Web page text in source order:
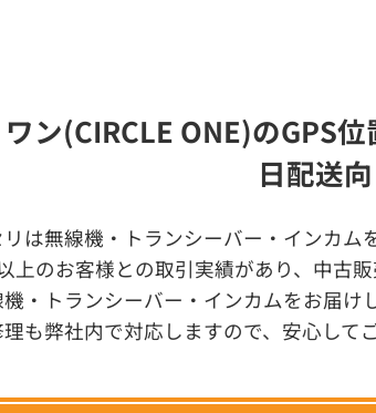
ン(CIRCLE ONE)のGPS
日配送
は無線機・トランシーバー・インカ
上のお客様との取引実績があり、中古
機・トランシーバー・インカムをお届け
も弊社内で対応しますので、安心して